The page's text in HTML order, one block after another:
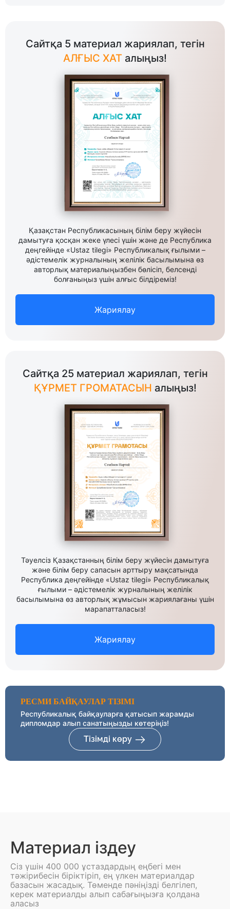
Сайтқа 5 материал жариялап, тегін
АЛҒЫС ХАТ алыңыз!
Қазақстан Республикасының білім беру жүйесін
дамытуға қосқан жеке үлесі үшін және де Республика
деңгейінде «Ustaz tilegi» Республикалық ғылыми –
әдістемелік журналының желілік басылымына өз
авторлық материалыңызбен бөлісіп, белсенді
болғаныңыз үшін алғыс білдіреміз!
Жариялау
Сайтқа 25 материал жариялап, тегін
ҚҰРМЕТ ГРОМАТАСЫН алыңыз!
Тәуелсіз Қазақстанның білім беру жүйесін дамытуға
және білім беру сапасын арттыру мақсатында
Республика деңгейінде «Ustaz tilegi» Республикалық
ғылыми – әдістемелік журналының желілік
басылымына өз авторлық жұмысын жариялағаны үшін
марапатталасыз!
Жариялау
РЕСМИ БАЙҚАУЛАР ТІЗІМІ
Республикалық байқауларға қатысып жарамды
дипломдар алып санатыңызды көтеріңіз!
Тізімді көру
Материал іздеу
Сіз үшін 400 000 ұстаздардың еңбегі мен
тәжірибесін біріктіріп, ең үлкен материалдар
базасын жасадық. Төменде пәніңізді белгілеп,
керек материалды алып сабағыңызға қолдана
аласыз